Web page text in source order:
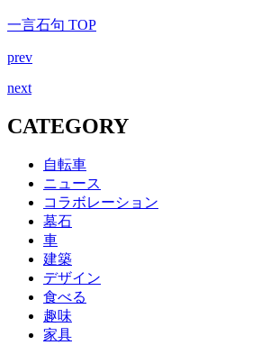
一言石句 TOP
prev
next
CATEGORY
自転車
ニュース
コラボレーション
墓石
車
建築
デザイン
食べる
趣味
家具